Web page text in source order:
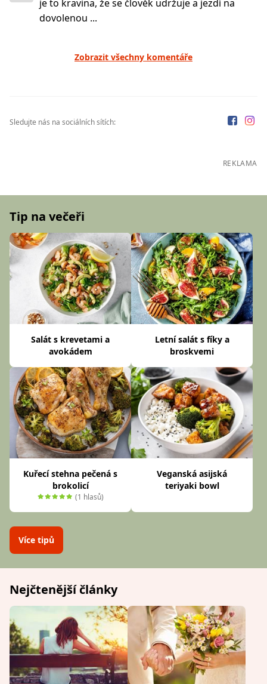
je to kravina, že se člověk udržuje a jezdí na
dovolenou ...
Zobrazit všechny komentáře
Sledujte nás na sociálních sítích:
REKLAMA
Tip na večeři
Salát s krevetami a
avokádem
Letní salát s fíky a
broskvemi
Kuřecí stehna pečená s
brokolicí
(1 hlasů)
Veganská asijská
teriyaki bowl
Více tipů
Nejčtenější články